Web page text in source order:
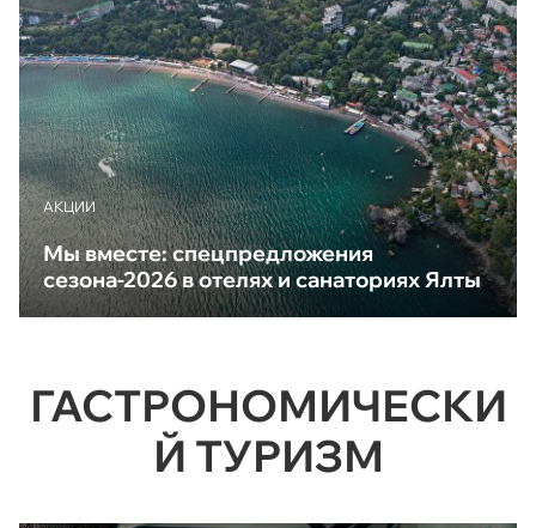
АКЦИИ
Мы вместе: спецпредложения
сезона-2026 в отелях и санаториях Ялты
ГАСТРОНОМИЧЕСКИ
Й ТУРИЗМ